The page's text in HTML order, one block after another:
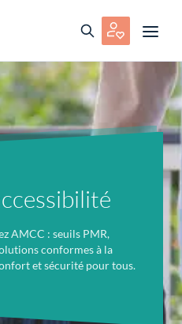
AMCC : seuils PMR,
conformes à la
et sécurité pour tous.